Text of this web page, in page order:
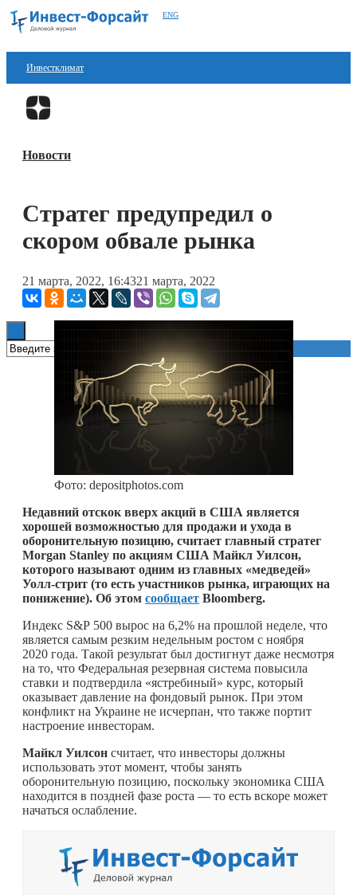
ENG
Инвестклимат
Финансы
Блокчейн
Технологии
Книги
Новости
Стратег предупредил о
скором обвале рынка
21 марта, 2022, 16:4321 марта, 2022
Фото: depositphotos.com
Недавний отскок вверх акций в США является
хорошей возможностью для продажи и ухода в
оборонительную позицию, считает главный стратег
Morgan Stanley по акциям США Майкл Уилсон,
которого называют одним из главных «медведей»
Уолл-стрит (то есть участников рынка, играющих на
понижение). Об этом сообщает Bloomberg.
Индекс S&P 500 вырос на 6,2% на прошлой неделе, что
является самым резким недельным ростом с ноября
2020 года. Такой результат был достигнут даже несмотря
на то, что Федеральная резервная система повысила
ставки и подтвердила «ястребиный» курс, который
оказывает давление на фондовый рынок. При этом
конфликт на Украине не исчерпан, что также портит
настроение инвесторам.
Майкл Уилсон считает, что инвесторы должны
использовать этот момент, чтобы занять
оборонительную позицию, поскольку экономика США
находится в поздней фазе роста — то есть вскоре может
начаться ослабление.